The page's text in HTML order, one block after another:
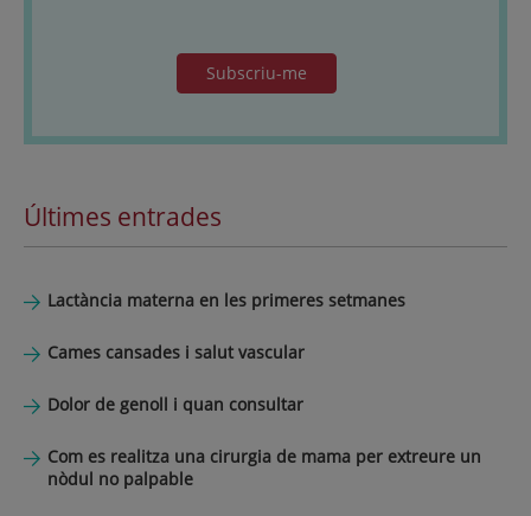
Subscriu-me
Últimes entrades
Lactància materna en les primeres setmanes
Cames cansades i salut vascular
Dolor de genoll i quan consultar
Com es realitza una cirurgia de mama per extreure un
nòdul no palpable